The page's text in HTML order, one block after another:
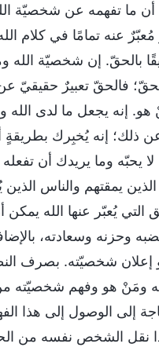
أن ما تفهمه عن شخصيّة
عنه تمامًا في كلام
بالحقّ. إن شخصيّة الله
فالحقّ تعبيرٌ حقيقيّ
هو. إنه يجعل ما لدى الله
ذلك؛ إنه يُخبِرك بطريقةٍ
لا يحبّه وما يريدك أن
يمقتهم والناس
التي يُعبّر عنها الله
وحزنه وسعادته،
إعلان شخصيّته. بصرف
ومَنْ هو وفهم شخصيّته
إلى الوصول إلى هذا
نقل الشخص نفسه من